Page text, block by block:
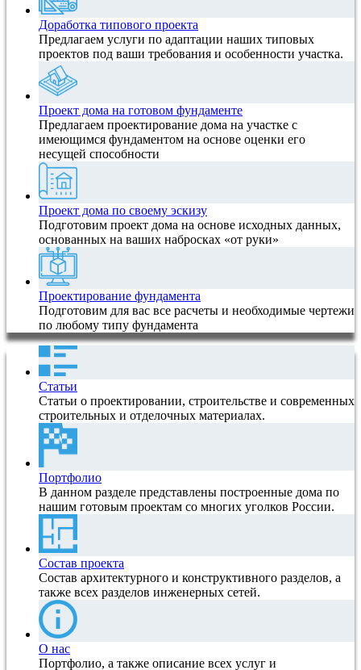
Доработка типового проекта
Предлагаем услуги по адаптации наших типовых
проектов под ваши требования и особенности участка.
Проект дома на готовом фундаменте
Предлагаем проектирование дома на участке с
имеющимся фундаментом на основе оценки его
несущей способности
Проект дома по своему эскизу
Подготовим проект дома на основе исходных данных,
основанных на ваших набросках «от руки»
Проектирование фундамента
Подготовим для вас все расчеты и необходимые чертежи
по любому типу фундамента
Статьи
Статьи о проектировании, строительстве и современных
строительных и отделочных материалах.
Портфолио
В данном разделе представлены построенные дома по
нашим готовым проектам со многих уголков России.
Состав проекта
Состав архитектурного и конструктивного разделов, а
также всех разделов инженерных сетей.
О нас
Портфолио, а также описание всех услуг и